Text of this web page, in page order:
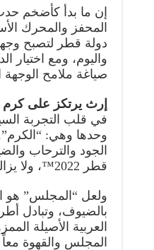
إن ما بدأ كأضخم
المحفز والمحرك
دولة قطر لتصبح
صياغة ملامح الوجهة
إرث يرتكز على كرم
في قلب التجربة
وحدها وهي:
قطر 2022™، ولا يزالون يلمسونها حتى يومنا هذا.
ولعل “المجلس” هو
بالضيوف، وتبادل
العربية الأصيلة
المجلس والقهوة